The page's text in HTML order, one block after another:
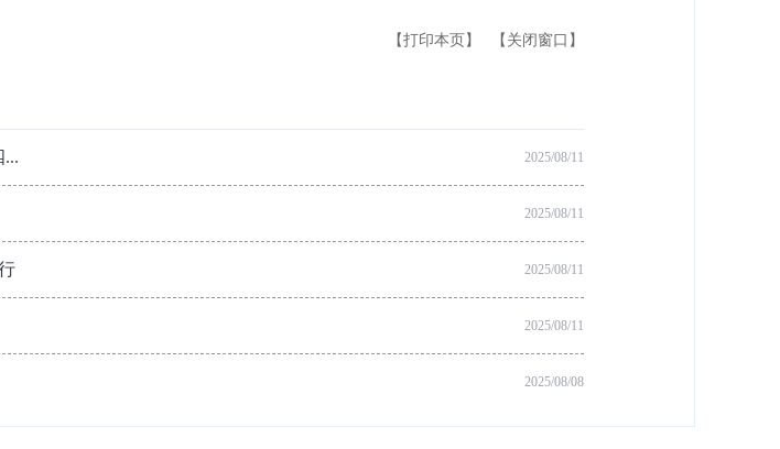
【打印本页】 【关闭窗口】
... 2025/08/11
2025/08/11
2025/08/11
2025/08/11
2025/08/08